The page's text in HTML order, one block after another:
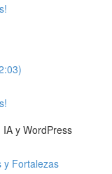
y WordPress
y Fortalezas